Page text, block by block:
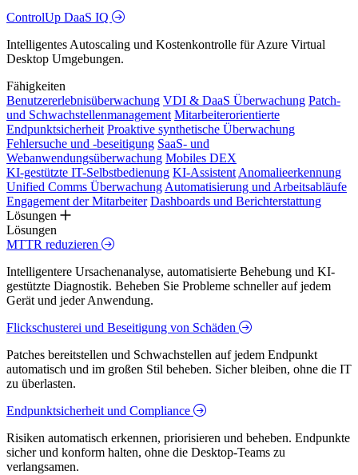
ControlUp DaaS IQ
Intelligentes Autoscaling und Kostenkontrolle für Azure Virtual
Desktop Umgebungen.
Fähigkeiten
Benutzererlebnisüberwachung VDI & DaaS Überwachung Patch-
und Schwachstellenmanagement Mitarbeiterorientierte
Endpunktsicherheit Proaktive synthetische Überwachung
Fehlersuche und -beseitigung SaaS- und
Webanwendungsüberwachung Mobiles DEX
KI-gestützte IT-Selbstbedienung KI-Assistent Anomalieerkennung
Unified Comms Überwachung Automatisierung und Arbeitsabläufe
Engagement der Mitarbeiter Dashboards und Berichterstattung
Lösungen
Lösungen
MTTR reduzieren
Intelligentere Ursachenanalyse, automatisierte Behebung und KI-
gestützte Diagnostik. Beheben Sie Probleme schneller auf jedem
Gerät und jeder Anwendung.
Flickschusterei und Beseitigung von Schäden
Patches bereitstellen und Schwachstellen auf jedem Endpunkt
automatisch und im großen Stil beheben. Sicher bleiben, ohne die IT
zu überlasten.
Endpunktsicherheit und Compliance
Risiken automatisch erkennen, priorisieren und beheben. Endpunkte
sicher und konform halten, ohne die Desktop-Teams zu
verlangsamen.